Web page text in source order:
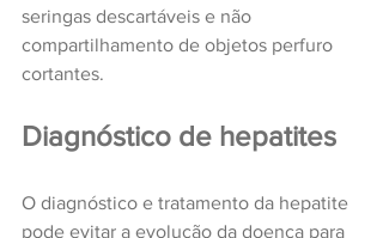
seringas descartáveis e não
compartilhamento de objetos perfuro
cortantes.
Diagnóstico de hepatites
O diagnóstico e tratamento da hepatite
pode evitar a evolução da doença para